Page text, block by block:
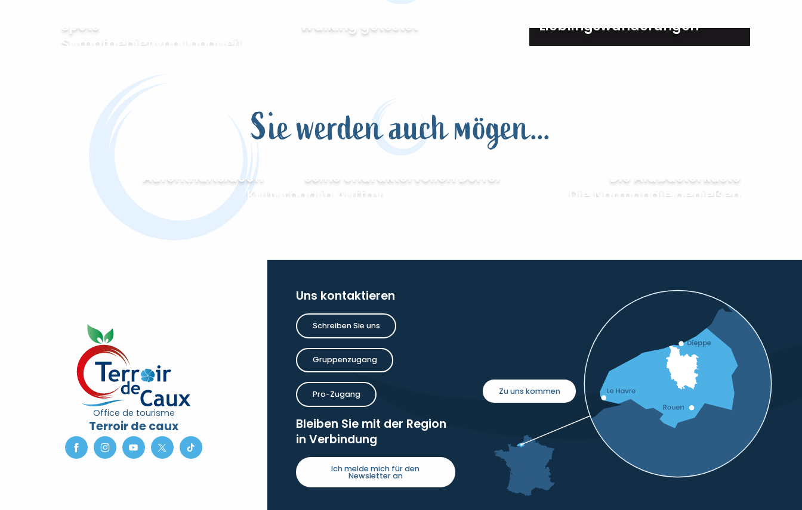
spots
Walking getestet
Sumpfgebiet von Longueil
Lieblingswanderungen
Sie werden auch mögen...
Aufenthaltsideen seine charaktervollen Dörfer
Die Alabasterküste
Kulturbad in Auffay
Die Normandie genießen
Office de tourisme
Terroir de caux
Uns kontaktieren
Schreiben Sie uns
Gruppenzugang
Pro-Zugang
Bleiben Sie mit der Region
in Verbindung
Ich melde mich für den
Newsletter an
Zu uns kommen